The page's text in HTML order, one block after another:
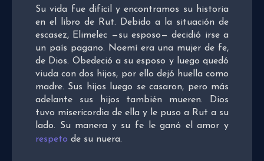
Su vida fue difícil y encontramos su historia
en el libro de Rut. Debido a la situación de
escasez, Elimelec —su esposo— decidió irse a
un país pagano. Noemí era una mujer de fe,
de Dios. Obedeció a su esposo y luego quedó
viuda con dos hijos, por ello dejó huella como
madre. Sus hijos luego se casaron, pero más
adelante sus hijos también mueren. Dios
tuvo misericordia de ella y le puso a Rut a su
lado. Su manera y su fe le ganó el amor y
respeto de su nuera.